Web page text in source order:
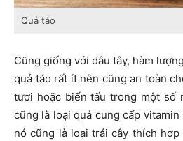
Quả táo
Cũng giống với dâu tây, hàm
quả táo rất ít nên cũng an toàn
tươi hoặc biến tấu trong một số
cũng là loại quả cung cấp
nó cũng là loại trái cây thích